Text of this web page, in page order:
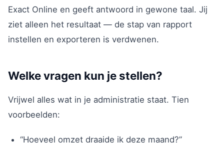
Exact Online en geeft antwoord in gewone taal. Jij
ziet alleen het resultaat — de stap van rapport
instellen en exporteren is verdwenen.
Welke vragen kun je stellen?
Vrijwel alles wat in je administratie staat. Tien
voorbeelden:
“Hoeveel omzet draaide ik deze maand?”